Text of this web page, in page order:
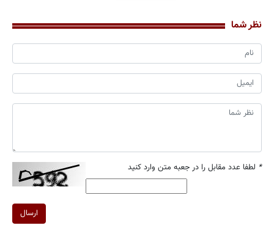
نظر شما
* لطفا عدد مقابل را در جعبه متن وارد کنید
ارسال